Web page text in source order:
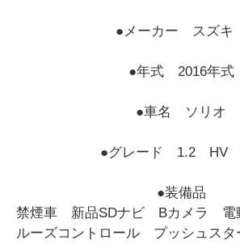
●メーカー スズキ
●年式 2016年式
●車名 ソリオ
●グレード 1.2 HV
●装備品
禁煙車 新品SDナビ Bカメラ 電
ルーズコントロール プッシュス